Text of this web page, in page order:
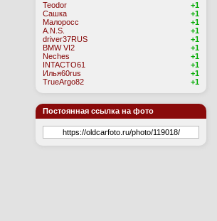
Teodor
+1
Сашка
+1
Малоросс
+1
A.N.S.
+1
driver37RUS
+1
BMW VI2
+1
Neches
+1
INTACTO61
+1
Илья60rus
+1
TrueArgo82
+1
Постоянная ссылка на фото